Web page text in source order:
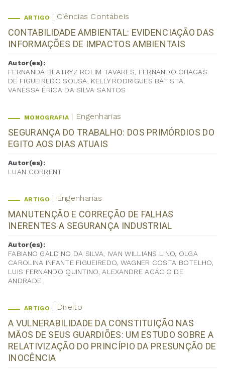
ARTIGO Ciências Contábeis
CONTABILIDADE AMBIENTAL: EVIDENCIAÇÃO DAS
INFORMAÇÕES DE IMPACTOS AMBIENTAIS
Autor(es):
FERNANDA BEATRYZ ROLIM TAVARES, FERNANDO CHAGAS
DE FIGUEIREDO SOUSA, KELLY RODRIGUES BATISTA,
VANESSA ÉRICA DA SILVA SANTOS
MONOGRAFIA Engenharias
SEGURANÇA DO TRABALHO: DOS PRIMÓRDIOS DO
EGITO AOS DIAS ATUAIS
Autor(es):
LUAN CORRENT
ARTIGO Engenharias
MANUTENÇÃO E CORREÇÃO DE FALHAS
INERENTES A SEGURANÇA INDUSTRIAL
Autor(es):
FABIANO GALDINO DA SILVA, IVAN WILLIANS LINO, OLGA
CAROLINA INFANTE FIGUEIREDO, WAGNER COSTA BOTELHO,
LUIS FERNANDO QUINTINO, ALEXANDRE ACÁCIO DE
ANDRADE
ARTIGO Direito
A VULNERABILIDADE DA CONSTITUIÇÃO NAS
MÃOS DE SEUS GUARDIÕES: UM ESTUDO SOBRE A
RELATIVIZAÇÃO DO PRINCÍPIO DA PRESUNÇÃO DE
INOCÊNCIA